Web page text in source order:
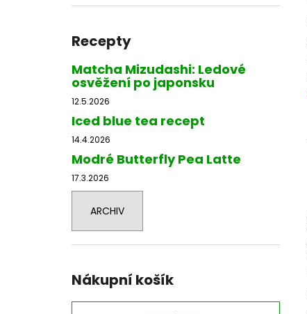
Recepty
Matcha Mizudashi: Ledové
osvěžení po japonsku
12.5.2026
Iced blue tea recept
14.4.2026
Modré Butterfly Pea Latte
17.3.2026
ARCHIV
Nákupní košík